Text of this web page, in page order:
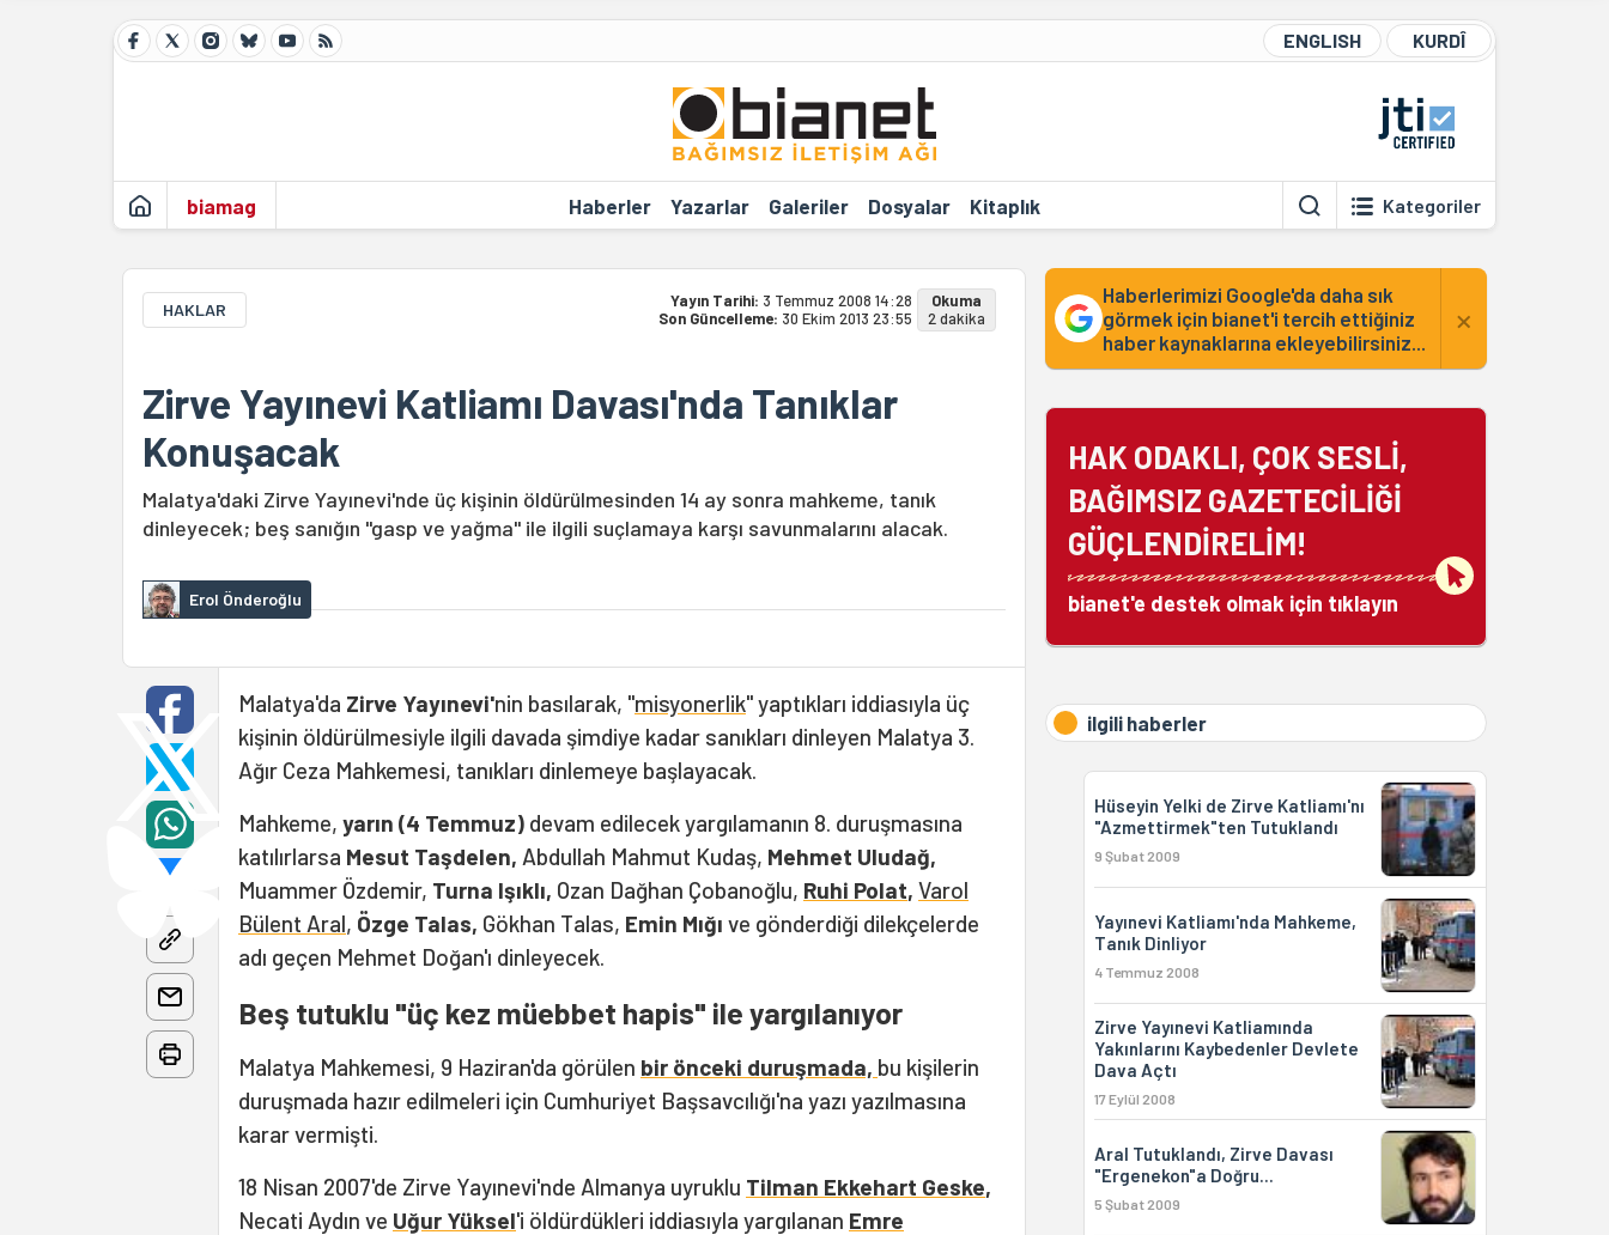
ENGLISH KURDÎ
biamag Haberler Yazarlar Galeriler Dosyalar Kitaplık Kategoriler
HAKLAR Yayın Tarihi: 3 Temmuz 2008 14:28
Son Güncelleme: 30 Ekim 2013 23:55
Okuma
2 dakika
Zirve Yayınevi Katliamı Davası'nda Tanıklar
Konuşacak
Malatya'daki Zirve Yayınevi'nde üç kişinin öldürülmesinden 14 ay sonra mahkeme, tanık
dinleyecek; beş sanığın "gasp ve yağma" ile ilgili suçlamaya karşı savunmalarını alacak.
Erol Önderoğlu
Malatya'da Zirve Yayınevi'nin basılarak, "misyonerlik" yaptıkları iddiasıyla üç
kişinin öldürülmesiyle ilgili davada şimdiye kadar sanıkları dinleyen Malatya 3.
Ağır Ceza Mahkemesi, tanıkları dinlemeye başlayacak.
Mahkeme, yarın (4 Temmuz) devam edilecek yargılamanın 8. duruşmasına
katılırlarsa Mesut Taşdelen, Abdullah Mahmut Kudaş, Mehmet Uludağ,
Muammer Özdemir, Turna Işıklı, Ozan Dağhan Çobanoğlu, Ruhi Polat, Varol
Bülent Aral, Özge Talas, Gökhan Talas, Emin Mığı ve gönderdiği dilekçelerde
adı geçen Mehmet Doğan'ı dinleyecek.
Beş tutuklu "üç kez müebbet hapis" ile yargılanıyor
Malatya Mahkemesi, 9 Haziran'da görülen bir önceki duruşmada, bu kişilerin
duruşmada hazır edilmeleri için Cumhuriyet Başsavcılığı'na yazı yazılmasına
karar vermişti.
18 Nisan 2007'de Zirve Yayınevi'nde Almanya uyruklu Tilman Ekkehart Geske,
Necati Aydın ve Uğur Yüksel'i öldürdükleri iddiasıyla yargılanan Emre
Haberlerimizi Google'da daha sık
görmek için bianet'i tercih ettiğiniz
haber kaynaklarına ekleyebilirsiniz...
×
HAK ODAKLI, ÇOK SESLİ,
BAĞIMSIZ GAZETECİLİĞİ
GÜÇLENDİRELİM!
bianet'e destek olmak için tıklayın
ilgili haberler
Hüseyin Yelki de Zirve Katliamı'nı
"Azmettirmek"ten Tutuklandı
9 Şubat 2009
Yayınevi Katliamı'nda Mahkeme,
Tanık Dinliyor
4 Temmuz 2008
Zirve Yayınevi Katliamında
Yakınlarını Kaybedenler Devlete
Dava Açtı
17 Eylül 2008
Aral Tutuklandı, Zirve Davası
"Ergenekon"a Doğru...
5 Şubat 2009